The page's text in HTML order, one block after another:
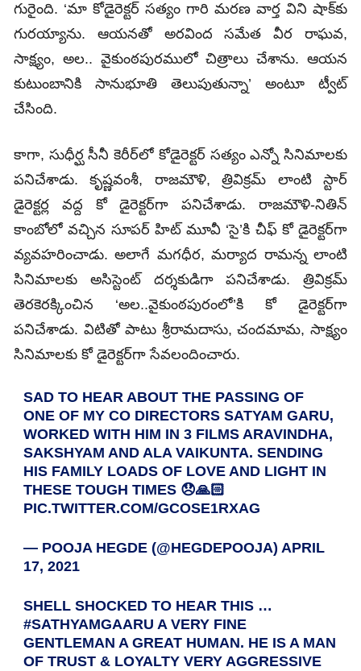
గురైంది. ‘మా కోడైరెక్టర్ సత్యం గారి మరణ వార్త విని షాక్‌కు
గురయ్యాను. ఆయనతో అరవింద సమేత వీర రాఘవ,
సాక్ష్యం, అల.. వైకుంఠపురములో చిత్రాలు చేశాను. ఆయన
కుటుంబానికి సానుభూతి తెలుపుతున్నా’ అంటూ ట్వీట్‌
చేసింది.
కాగా, సుధీర్ఘ సీనీ కెరీర్‌లో కోడైరెక్టర్‌ సత్యం ఎన్నో సినిమాలకు
పనిచేశాడు. కృష్ణవంశీ, రాజమౌళి, త్రివిక్రమ్‌ లాంటి స్టార్‌
డైరెక్టర్ల వద్ద కో డైరెక్టర్‌గా పనిచేశాడు. రాజమౌళి-నితిన్‌
కాంబోలో వచ్చిన సూపర్‌ హిట్‌ మూవీ ‘సై’కి చీఫ్‌ కో డైరెక్టర్‌గా
వ్యవహరించాడు. అలాగే మగధీర, మర్యాద రామన్న లాంటి
సినిమాలకు అసిస్టెంట్‌ దర్శకుడిగా పనిచేశాడు. త్రివిక్రమ్‌
తెరకెరక్కించిన ‘అల..వైకుంఠపురంలో’కి కో డైరెక్టర్‌గా
పనిచేశాడు. విటితో పాటు శ్రీరామదాసు, చందమామ, సాక్ష్యం
సినిమాలకు కో డైరెక్టర్‌గా సేవలందించారు.
SAD TO HEAR ABOUT THE PASSING OF
ONE OF MY CO DIRECTORS SATYAM GARU,
WORKED WITH HIM IN 3 FILMS ARAVINDHA,
SAKSHYAM AND ALA VAIKUNTA. SENDING
HIS FAMILY LOADS OF LOVE AND LIGHT IN
THESE TOUGH TIMES 😞🙏🏻
PIC.TWITTER.COM/GCOSE1RXAG
— POOJA HEGDE (@HEGDEPOOJA)APRIL
17, 2021
SHELL SHOCKED TO HEAR THIS …
#SATHYAMGAARU A VERY FINE
GENTLEMAN A GREAT HUMAN. HE IS A MAN
OF TRUST & LOYALTY VERY AGGRESSIVE